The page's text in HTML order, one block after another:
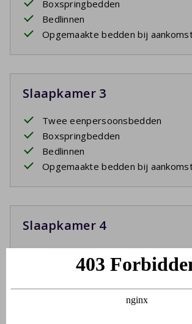
Boxspringbedden
Bedlinnen
Opgemaakte bedden bij
Slaapkamer 3
Twee eenpersoonsbedden
Boxspringbedden
Bedlinnen
Opgemaakte bedden bij
Slaapkamer 4
Boxspringbedden
Opgemaakte bedden bij aankomst